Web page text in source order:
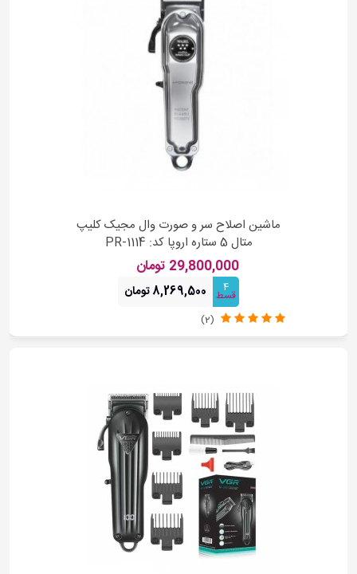
ماشین اصلاح سر و صورت وال مجیک کلیپ
متال 5 ستاره اروپا کد: PR-1114
29,800,000 تومان
4
قسط 8,269,500 تومان
(2)